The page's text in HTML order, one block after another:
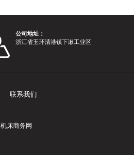
公司地址：
浙江省玉环清港镇下湫工业区
联系我们
机床商务网